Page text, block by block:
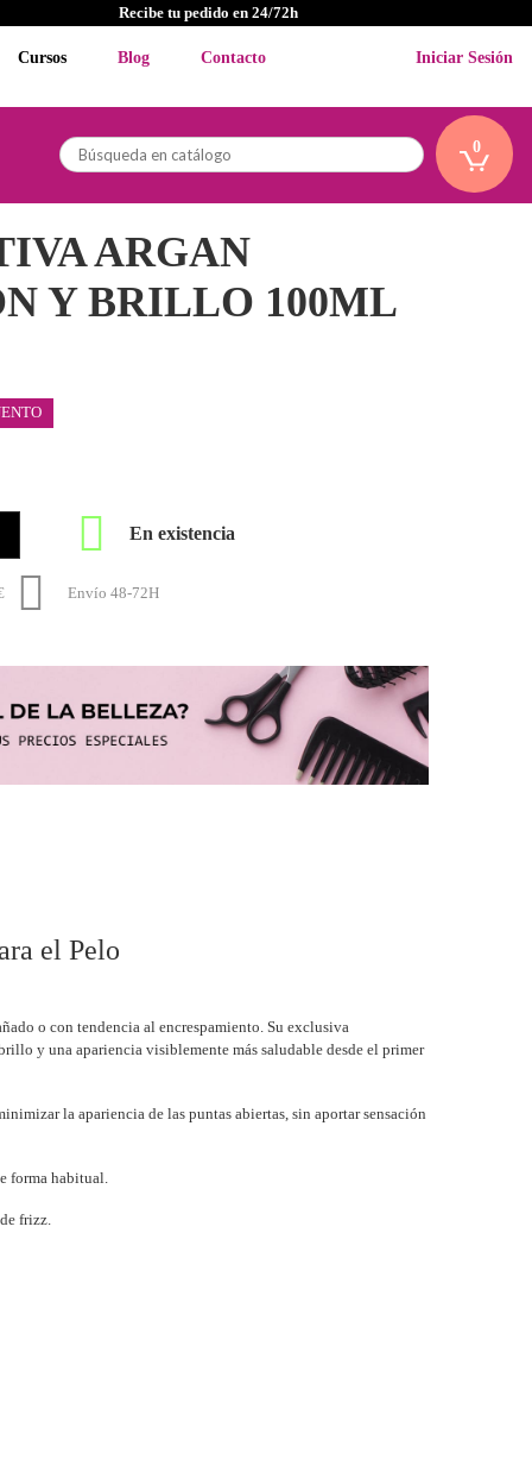
Recibe tu pedido en 24/72h
Cursos Blog Contacto Iniciar Sesión
0
ARGAN
Y BRILLO 100ML
 En existencia
 Envío 48-72H
el Pelo
o con tendencia al encrespamiento. Su exclusiva
y una apariencia visiblemente más saludable desde el primer
la apariencia de las puntas abiertas, sin aportar sensación
forma habitual.
frizz.